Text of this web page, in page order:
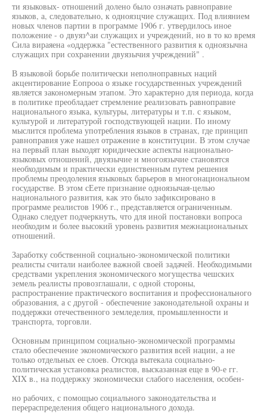
ти языковых- отношений долено было означать равноправие
языков, а, следовательно, к одноязцчие служащих. Под влиянием
новых членов партии в программе 1906 г. утвердилось иное
положение - о двуяз^аи служащих и учреждений, но в то ко время
Сила вираяена «оддержка "естественного развития к одноязычна
служащих при сохранении двуязычия учреждений" .
В языковой борьбе политически неполноправных наций
акцентирование Еопрооа о языке государственных учреждений
является закономерным этапом. Это характерно для периода, когда
в политике преобладает стремление реализовать равноправие
национального языка, культуры, литературы и т.п. с языком,
культурой и литературой господствующей нации. По иному
мыслится проблема употребления языков в странах, где принцип
равноправия уже нашел отражение в конституции. В этом случае
на первый план выходят юридические аспекты национально-
языковых отношений, двуязычие и многоязычие становятся
необходимым и практически единственным путем решения
проблемы преодоления языковых барьеров в многонациональном
государстве. В этом сЕете признание одноязычая-целью
национального развития, как это было зафиксировано в
программе реалистов 1906 г., представляется ограниченным.
Однако следует подчеркнуть, что для иной постановки вопроса
необходим и более высокий уровень развития межнациональных
отношений.
Заработку собственной социально-экономической политики
реалисты считали наиболее важной своей задачей. Необходимыми
средствами укрепления экономического могущества чешских
земель реалисты провозглашали, с одной стороны,
распространение практического воспитания и профессионального
образования, а с другой - обеспечение законодательной охраны и
поддержки отечественного земледелия, промышленности и
транспорта, торговли.
Основным принципом социально-экономической программы
стало обеспечение экономического развития всей нации, а не
только отдельных ее слоев. Отсюда вытекала социально-
политическая установка реалистов, высказанная еще в 90-е гг.
XIX в., на поддержку экономически слабого населения, особен-
но рабочих, с помощью социального законодательства и
перераспределения общего национального дохода.